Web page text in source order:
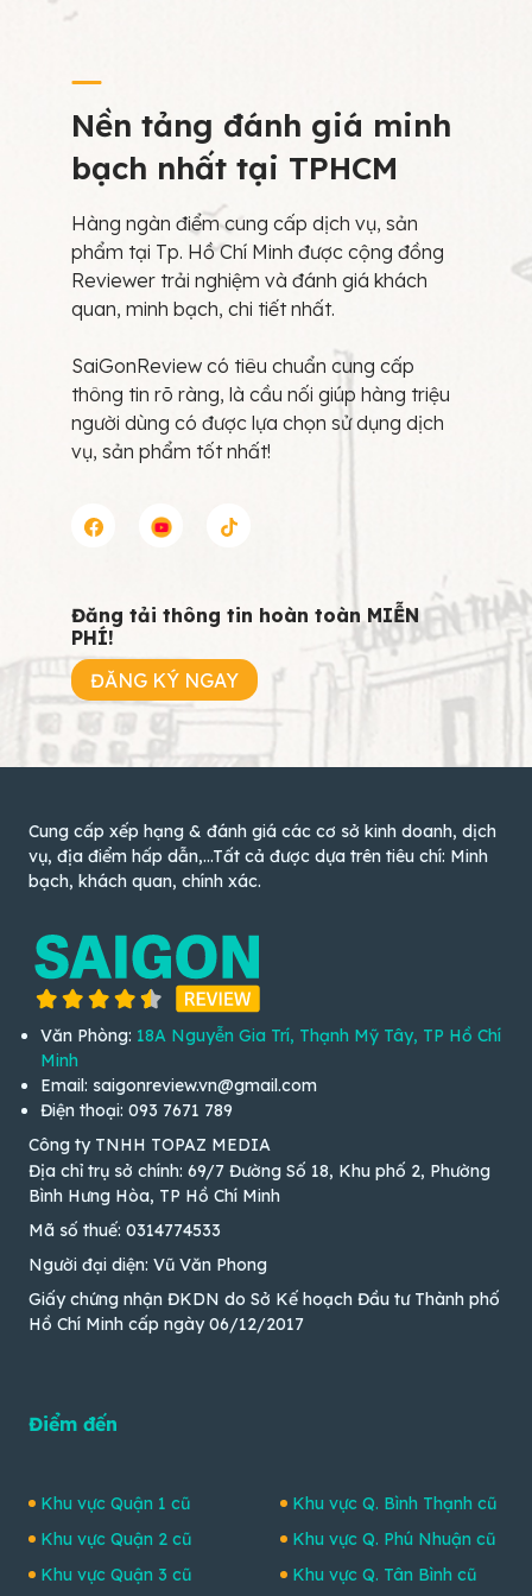
Nền tảng đánh giá minh
bạch nhất tại TPHCM
Hàng ngàn điểm cung cấp dịch vụ, sản
phẩm tại Tp. Hồ Chí Minh được cộng đồng
Reviewer trải nghiệm và đánh giá khách
quan, minh bạch, chi tiết nhất.
SaiGonReview có tiêu chuẩn cung cấp
thông tin rõ ràng, là cầu nối giúp hàng triệu
người dùng có được lựa chọn sử dụng dịch
vụ, sản phẩm tốt nhất!
Đăng tải thông tin hoàn toàn MIỄN
PHÍ!
ĐĂNG KÝ NGAY
Cung cấp xếp hạng & đánh giá các cơ sở kinh doanh, dịch
vụ, địa điểm hấp dẫn,...Tất cả được dựa trên tiêu chí: Minh
bạch, khách quan, chính xác.
Văn Phòng: 18A Nguyễn Gia Trí, Thạnh Mỹ Tây, TP Hồ Chí
Minh
Email: saigonreview.vn@gmail.com
Điện thoại: 093 7671 789
Công ty TNHH TOPAZ MEDIA
Địa chỉ trụ sở chính: 69/7 Đường Số 18, Khu phố 2, Phường
Bình Hưng Hòa, TP Hồ Chí Minh
Mã số thuế: 0314774533
Người đại diện: Vũ Văn Phong
Giấy chứng nhận ĐKDN do Sở Kế hoạch Đầu tư Thành phố
Hồ Chí Minh cấp ngày 06/12/2017
Điểm đến
Khu vực Quận 1 cũ
Khu vực Quận 2 cũ
Khu vực Quận 3 cũ
Khu vực Q. Bình Thạnh cũ
Khu vực Q. Phú Nhuận cũ
Khu vực Q. Tân Bình cũ